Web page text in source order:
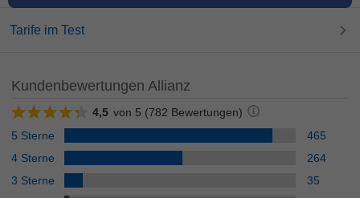
Tarife im Test
Kundenbewertungen Allianz
4,5 von 5 (782 Bewertungen)
5 Sterne
465
4 Sterne
264
3 Sterne
35